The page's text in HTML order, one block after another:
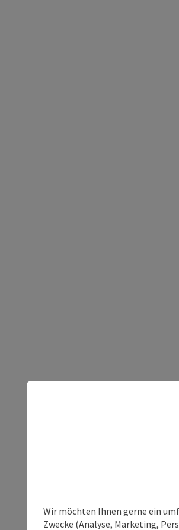
Wir möchten Ihnen gerne ein
Zwecke (Analyse, Marketing,